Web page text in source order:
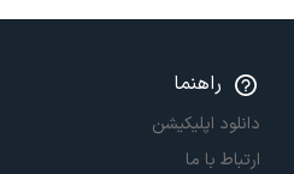
راهنما
دانلود اپلیکیشن
ارتباط با ما